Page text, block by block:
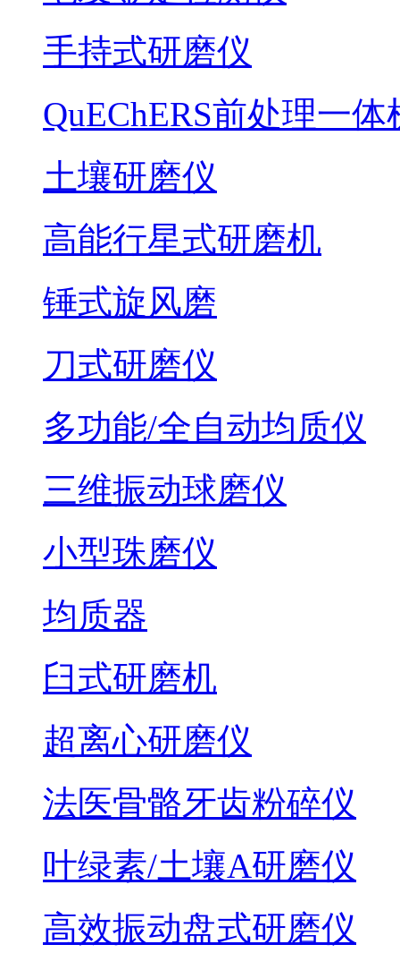
手持式研磨仪
QuEChERS前处理一体
土壤研磨仪
高能行星式研磨机
锤式旋风磨
刀式研磨仪
多功能/全自动均质仪
三维振动球磨仪
小型珠磨仪
均质器
臼式研磨机
超离心研磨仪
法医骨骼牙齿粉碎仪
叶绿素/土壤A研磨仪
高效振动盘式研磨仪